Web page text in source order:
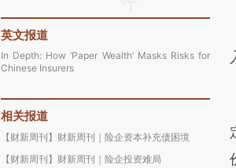
英文报道
In Depth: How ‘Paper Wealth’ Masks Risks for
Chinese Insurers
相关报道
【财新周刊】财新周刊｜险企资本补充债困境
【财新周刊】财新周刊｜险企投资难局